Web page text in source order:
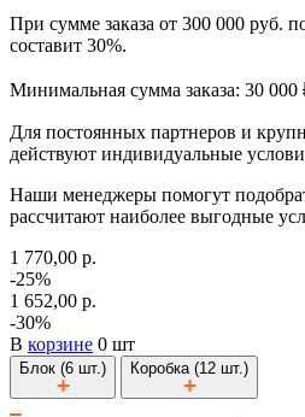
При сумме заказа от 300 000 руб.
составит 30%.
Минимальная сумма заказа: 30 000
Для постоянных партнеров и
действуют индивидуальные
Наши менеджеры помогут
рассчитают наиболее выгодные
1 770,00 р.
-25%
1 652,00 р.
-30%
В корзине 0 шт
Блок (6 шт.) Коробка (12 шт.)